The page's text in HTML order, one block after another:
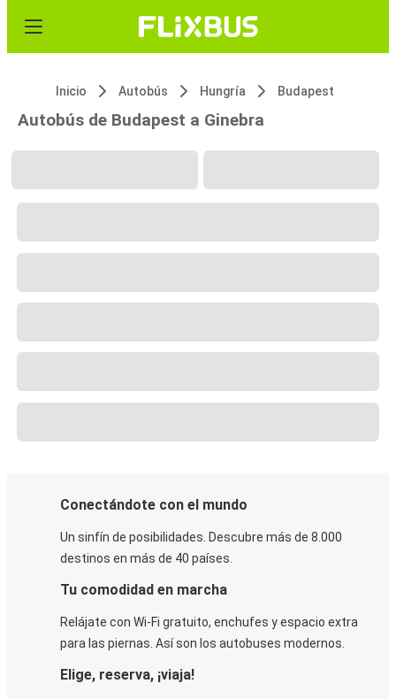
Inicio Autobús Hungría Budapest
Autobús de Budapest a Ginebra
Conectándote con el mundo
Un sinfín de posibilidades. Descubre más de 8.000
destinos en más de 40 países.
Tu comodidad en marcha
Relájate con Wi-Fi gratuito, enchufes y espacio extra
para las piernas. Así son los autobuses modernos.
Elige, reserva, ¡viaja!